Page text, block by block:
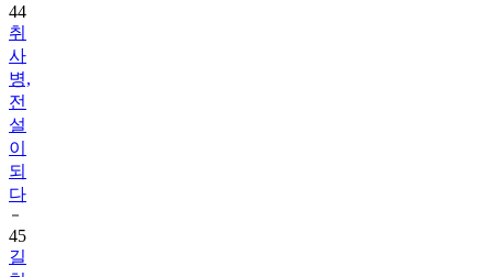
44
취
사
병,
전
설
이
되
다
45
길